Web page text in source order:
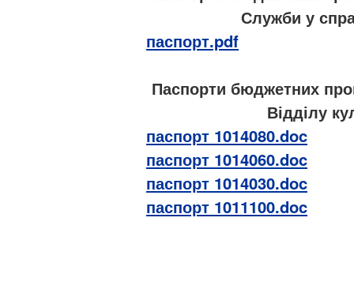
Служби у
паспорт.pdf
Паспорти бюджетних
Відділу
паспорт 1014080.doc
паспорт 1014060.doc
паспорт 1014030.doc
паспорт 1011100.doc